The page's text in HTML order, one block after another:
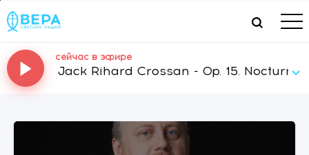
сейчас в эфире
Jack Rihard Crossan - Op. 15. Nocturnes